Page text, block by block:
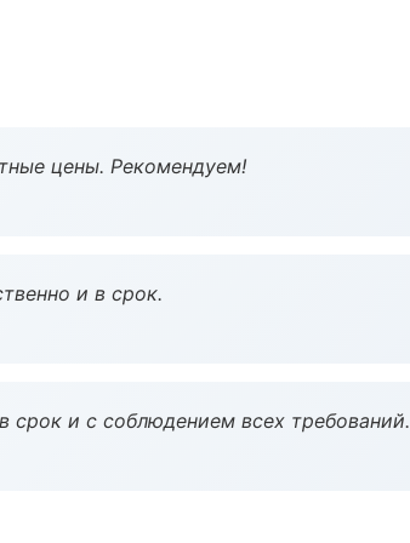
цены. Рекомендуем!
и в срок.
срок и с соблюдением всех требований.